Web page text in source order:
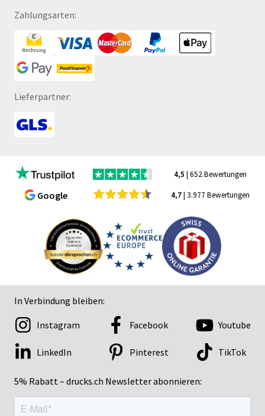
Zahlungsarten:
Lieferpartner:
4,5 | 652 Bewertungen
Google 4,7| 3.977 Bewertungen
In Verbindung bleiben:
5% Rabatt – drucks.ch Newsletter abonnieren:
Instagram Facebook Youtube
LinkedIn Pinterest TikTok